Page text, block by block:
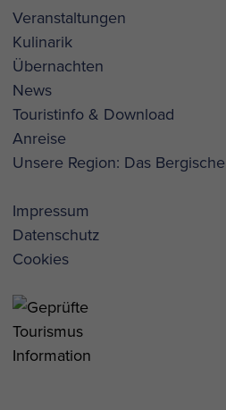
Veranstaltungen
Kulinarik
Übernachten
News
Touristinfo & Download
Anreise
Unsere Region: Das Bergische
Impressum
Datenschutz
Cookies